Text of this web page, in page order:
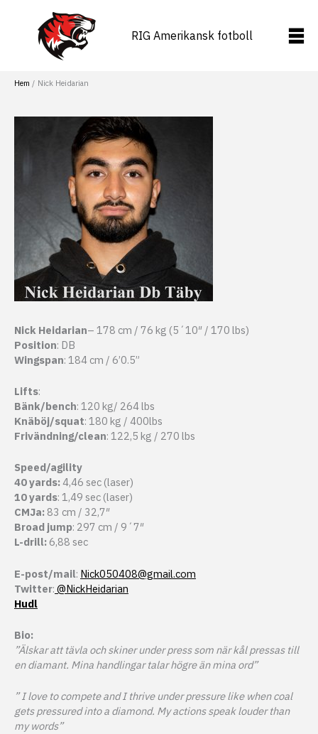
RIG Amerikansk fotboll
Hem Nick Heidarian
Nick Heidarian– 178 cm / 76 kg (5´10″ / 170 lbs)
Position: DB
Wingspan: 184 cm / 6’0.5”
Lifts:
Bänk/bench: 120 kg/ 264 lbs
Knäböj/squat: 180 kg / 400lbs
Frivändning/clean: 122,5 kg / 270 lbs
Speed/agility
40 yards:4,46 sec (laser)
10 yards: 1,49 sec (laser)
CMJa: 83 cm / 32,7″
Broad jump: 297 cm / 9´7″
L-drill: 6,88 sec
E-post/mail: Nick050408@gmail.com
Twitter: @NickHeidarian
Hudl
Bio:
”Älskar att tävla och skiner under press som när kål pressas till
en diamant. Mina handlingar talar högre än mina ord”
” I love to compete and I thrive under pressure like when coal
gets pressured into a diamond. My actions speak louder than
my words”